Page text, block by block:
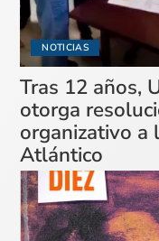
NOTICIAS
Tras 12 años,
otorga
organizativo a
Atlántico